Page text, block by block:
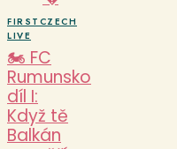
FIRSTCZECH
LIVE
🏍️ FC
Rumunsko
díl I:
Když tě
Balkán